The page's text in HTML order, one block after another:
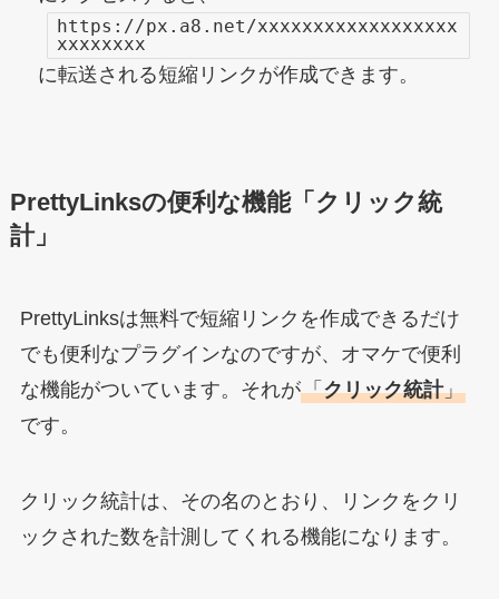
https://px.a8.net/xxxxxxxxxxxxxxxxxx
xxxxxxxx
に転送される短縮リンクが作成できます。
PrettyLinksの便利な機能「クリック統
計」
PrettyLinksは無料で短縮リンクを作成できるだけ
でも便利なプラグインなのですが、オマケで便利
な機能がついています。それが「クリック統計」
です。
クリック統計は、その名のとおり、リンクをクリ
ックされた数を計測してくれる機能になります。